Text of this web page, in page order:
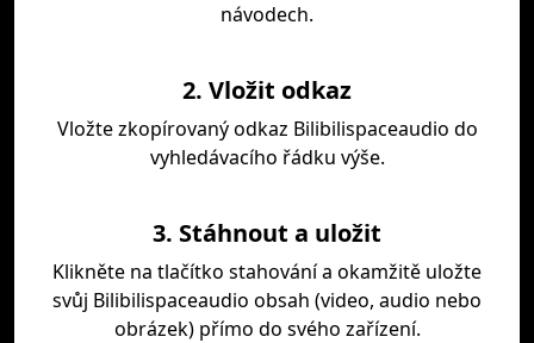
návodech.
2. Vložit odkaz
Vložte zkopírovaný odkaz Bilibilispaceaudio do
vyhledávacího řádku výše.
3. Stáhnout a uložit
Klikněte na tlačítko stahování a okamžitě uložte
svůj Bilibilispaceaudio obsah (video, audio nebo
obrázek) přímo do svého zařízení.